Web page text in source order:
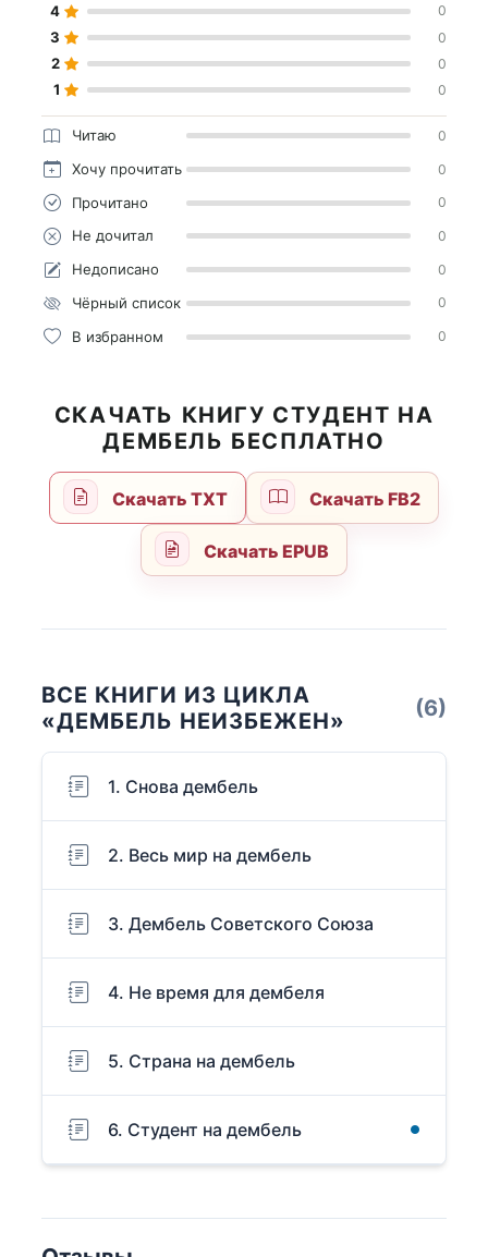
4 0
3 0
2 0
1 0
Читаю 0
Хочу прочитать 0
Прочитано 0
Не дочитал 0
Недописано 0
Чёрный список 0
В избранном 0
СКАЧАТЬ КНИГУ СТУДЕНТ НА
ДЕМБЕЛЬ БЕСПЛАТНО
Скачать TXT Скачать FB2
Скачать EPUB
ВСЕ КНИГИ ИЗ ЦИКЛА
«ДЕМБЕЛЬ НЕИЗБЕЖЕН»
(6)
1. Cнова дембель
2. Весь мир на дембель
3. Дембель Советского Союза
4. Не время для дембеля
5. Страна на дембель
6. Студент на дембель